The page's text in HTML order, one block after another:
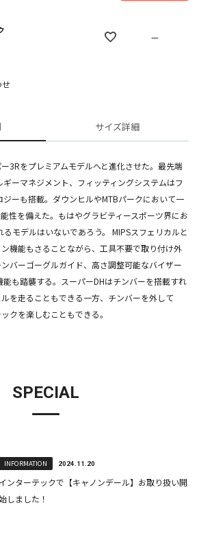
—
せ
サイズ詳細
3Rをプレミアムモデルへと進化させた。最先端
ギーマネジメント、フィッティングシステムはフ
ジーも搭載。ダウンヒルやMTBパークにおいて一
性を備えた。もはやグラビティースポーツ界にお
るモデルはいないであろう。 MIPSスフェリカルと
機能もさることながら、工具不要で取り付け外
バーゴーグルガイド、高さ調整可能なバイザー
も踏襲する。スーパーDHはチンバーを搭載すれ
を走ることもできる一方、チンバーを外して
クを楽しむこともできる。
SPECIAL